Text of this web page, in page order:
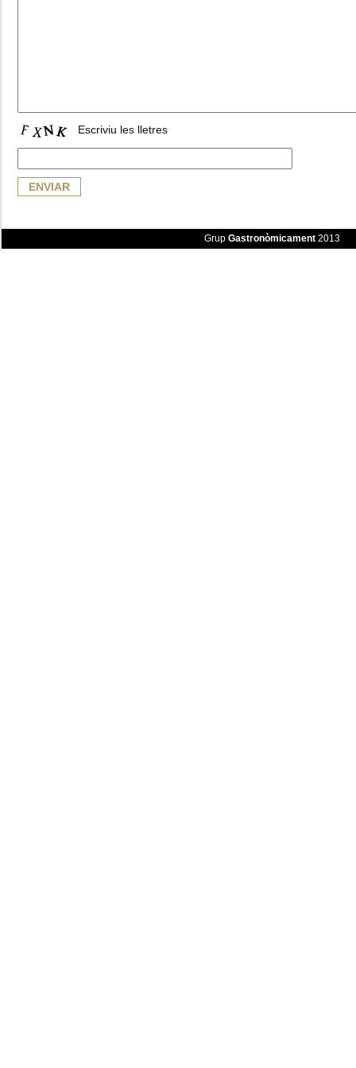
Escriviu les lletres
Grup Gastronòmicament2013